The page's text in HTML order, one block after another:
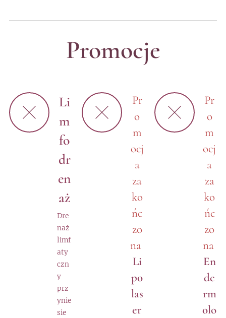
Promocje
Li
m
fo
dr
en
aż
Dre
naż
limf
aty
czn
y
prz
ynie
sie
Pr
o
m
ocj
a
za
ko
ńc
zo
na
Li
po
las
er
Pr
o
m
ocj
a
za
ko
ńc
zo
na
En
de
rm
olo